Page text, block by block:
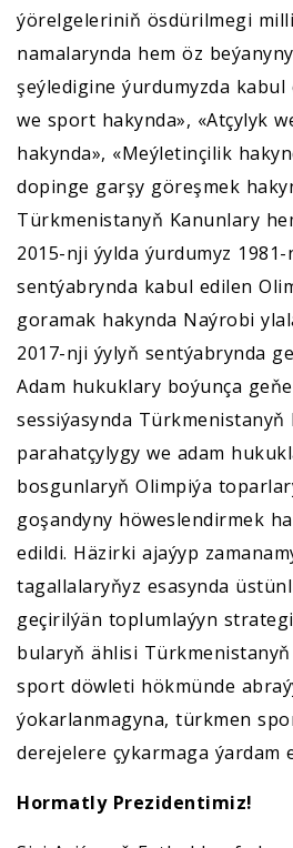
ýörelgeleriniň ösdürilmegi
namalarynda hem öz
şeýledigine ýurdumyzda kabul
we sport hakynda», «Atçylyk
hakynda», «Meýletinçilik
dopinge garşy göreşmek
Türkmenistanyň Kanunlary
2015-nji ýylda ýurdumyz
sentýabrynda kabul edilen
goramak hakynda Naýrobi
2017-nji ýylyň sentýabrynda
Adam hukuklary boýunça
sessiýasynda
parahatçylygy we adam
bosgunlaryň Olimpiýa
goşandyny höweslendirmek
edildi. Häzirki ajaýyp
tagallalaryňyz esasynda
geçirilýän toplumlaýyn
bularyň ählisi
sport döwleti hökmünde
ýokarlanmagyna, türkmen
derejelere çykarmaga ýardam
Hormatly Prezidentimiz!